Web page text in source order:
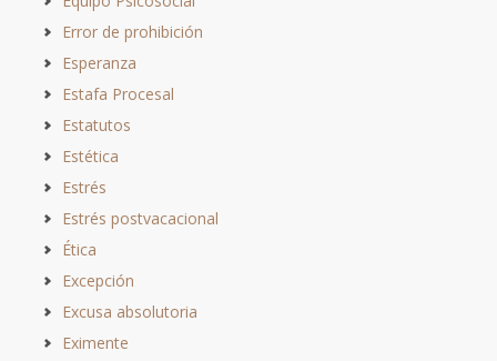
Error de prohibición
Esperanza
Estafa Procesal
Estatutos
Estética
Estrés
Estrés postvacacional
Ética
Excepción
Excusa absolutoria
Eximente